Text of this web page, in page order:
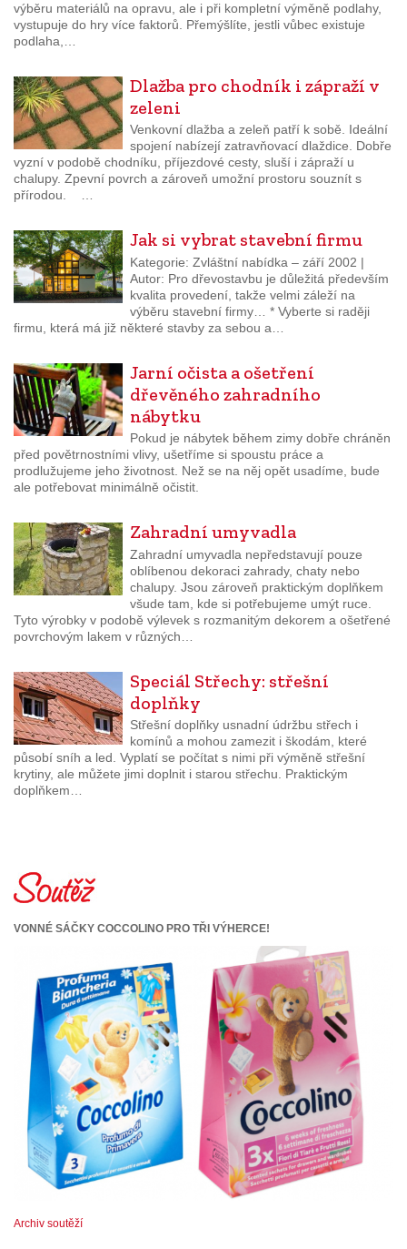
výběru materiálů na opravu, ale i při kompletní výměně podlahy,
vystupuje do hry více faktorů. Přemýšlíte, jestli vůbec existuje
podlaha,…
Dlažba pro chodník i zápraží v
zeleni
Venkovní dlažba a zeleň patří k sobě. Ideální
spojení nabízejí zatravňovací dlaždice. Dobře
vyzní v podobě chodníku, příjezdové cesty, sluší i zápraží u
chalupy. Zpevní povrch a zároveň umožní prostoru souznít s
přírodou. …
Jak si vybrat stavební firmu
Kategorie: Zvláštní nabídka – září 2002 |
Autor: Pro dřevostavbu je důležitá především
kvalita provedení, takže velmi záleží na
výběru stavební firmy… * Vyberte si raději
firmu, která má již některé stavby za sebou a…
Jarní očista a ošetření
dřevěného zahradního
nábytku
Pokud je nábytek během zimy dobře chráněn
před povětrnostními vlivy, ušetříme si spoustu práce a
prodlužujeme jeho životnost. Než se na něj opět usadíme, bude
ale potřebovat minimálně očistit.
Zahradní umyvadla
Zahradní umyvadla nepředstavují pouze
oblíbenou dekoraci zahrady, chaty nebo
chalupy. Jsou zároveň praktickým doplňkem
všude tam, kde si potřebujeme umýt ruce.
Tyto výrobky v podobě výlevek s rozmanitým dekorem a ošetřené
povrchovým lakem v různých…
Speciál Střechy: střešní
doplňky
Střešní doplňky usnadní údržbu střech i
komínů a mohou zamezit i škodám, které
působí sníh a led. Vyplatí se počítat s nimi při výměně střešní
krytiny, ale můžete jimi doplnit i starou střechu. Praktickým
doplňkem…
VONNÉ SÁČKY COCCOLINO PRO TŘI VÝHERCE!
Archiv soutěží